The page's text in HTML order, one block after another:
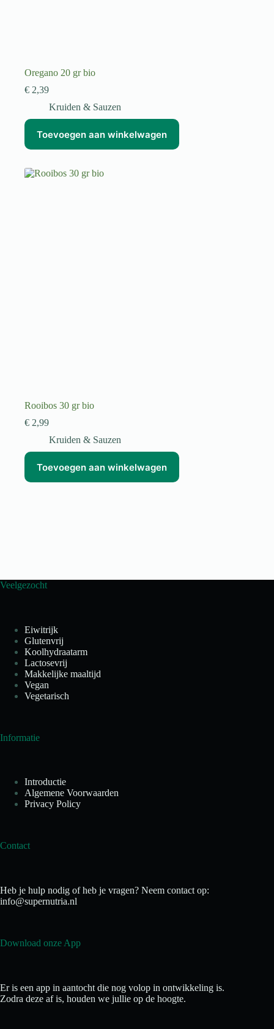
Oregano 20 gr bio
€ 2,39
Kruiden & Sauzen
Toevoegen aan winkelwagen
Rooibos 30 gr bio
€ 2,99
Kruiden & Sauzen
Toevoegen aan winkelwagen
Veelgezocht
Eiwitrijk
Glutenvrij
Koolhydraatarm
Lactosevrij
Makkelijke maaltijd
Vegan
Vegetarisch
Informatie
Introductie
Algemene Voorwaarden
Privacy Policy
Contact
Heb je hulp nodig of heb je vragen? Neem contact op:
info@supernutria.nl
Download onze App
Er is een app in aantocht die nog volop in ontwikkeling is.
Zodra deze af is, houden we jullie op de hoogte.